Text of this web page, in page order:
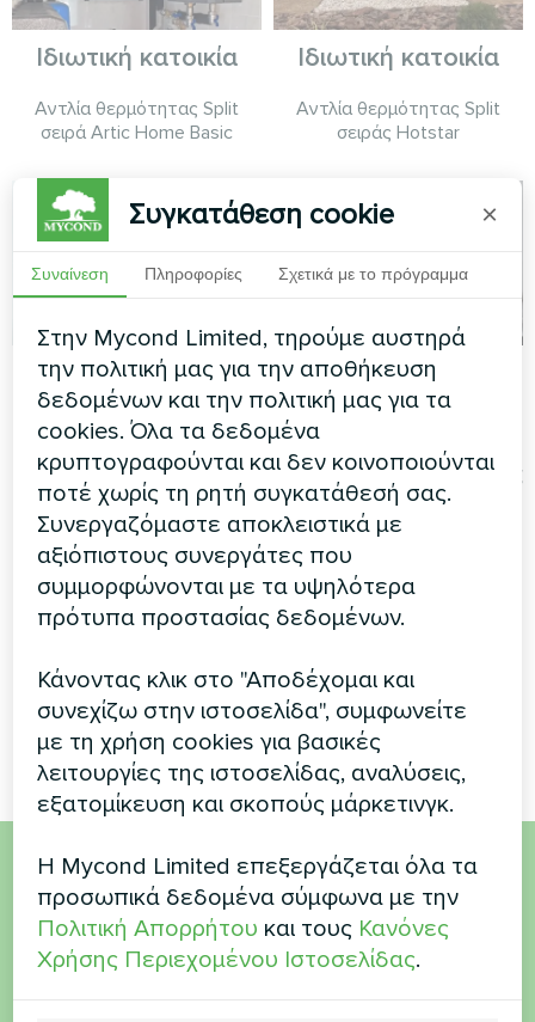
Ιδιωτική κατοικία
Αντλία θερμότητας Split
σειρά Artic Home Basic
Ιδιωτική κατοικία
Αντλία θερμότητας Split
σειράς Hotstar
Ιδιωτική κατοικία
Θερμοστάτης Fan coil
Mycond ORB Fan με Wi-Fi
Αίθουσα παραγωγής
με μονάδες
ανάκτησης ενέργειας
Mycond MVC700-A
Η μονάδα εξαερισμού
ανάκτησης ενέργειας
MyCond MVC700-A
εξασφαλίζει συνεχή παροχή
παράλληλα ανακτά
θερμότητα από τον αέρα
εξαγωγής.
Θέλετε να αγοράσετε ή
έχετε ερωτήσεις
Συγκατάθεση cookie ×
Συναίνεση Πληροφορίες Σχετικά με το πρόγραμμα
Στην Mycond Limited, τηρούμε αυστηρά
την πολιτική μας για την αποθήκευση
δεδομένων και την πολιτική μας για τα
cookies. Όλα τα δεδομένα
κρυπτογραφούνται και δεν κοινοποιούνται
ποτέ χωρίς τη ρητή συγκατάθεσή σας.
Συνεργαζόμαστε αποκλειστικά με
αξιόπιστους συνεργάτες που
συμμορφώνονται με τα υψηλότερα
πρότυπα προστασίας δεδομένων.
Κάνοντας κλικ στο "Αποδέχομαι και
συνεχίζω στην ιστοσελίδα", συμφωνείτε
με τη χρήση cookies για βασικές
λειτουργίες της ιστοσελίδας, αναλύσεις,
εξατομίκευση και σκοπούς μάρκετινγκ.
Η Mycond Limited επεξεργάζεται όλα τα
προσωπικά δεδομένα σύμφωνα με την
Πολιτική Απορρήτου και τους Κανόνες
Χρήσης Περιεχομένου Ιστοσελίδας.